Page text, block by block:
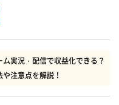
有
ム実況・配信で収益化できる？
や注意点を解説！